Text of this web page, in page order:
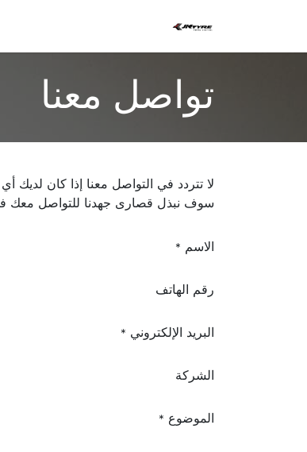
تواصل معنا
لا تتردد في التواصل معنا إذا كان لديك
سوف نبذل قصارى جهدنا للتواصل
الاسم *
رقم الهاتف
البريد الإلكتروني *
الشركة
الموضوع *